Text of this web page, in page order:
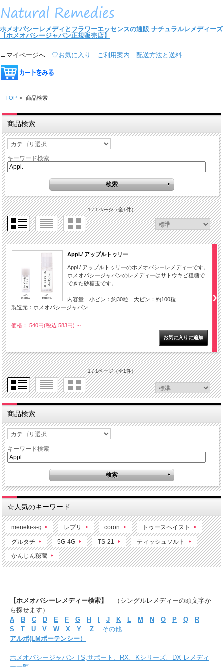
ホメオパシーレメディとフラワーエッセンスの通販 ナチュラルレメディーズ
【ホメオパシージャパン正規販売店】
→マイページへ ♡お気に入り ご利用案内 配送方法と送料
TOP > 商品検索
商品検索
キーワード検索
1 / 1ページ（全1件）
Appl./ アップルトゥリー
Appl./ アップルトゥリーのホメオパシーレメディーです。
ホメオパシージャパンのレメディーはサトウキビ粗糖で
できた砂糖玉です。
内容量 小ビン：約30粒 大ビン：約100粒
製造元：ホメオパシージャパン
価格： 540円(税込 583円) ～
1 / 1ページ（全1件）
商品検索
キーワード検索
☆人気のキーワード
meneki-s-g レプリ coron トゥースペイスト
グルタチ 5G-4G TS-21 ティッシュソルト
かんじん秘蔵
【ホメオパシーレメディー検索】
（シングルレメディーの頭文字か
ら探せます）
A
B C D E F G H J K L M N O P Q
R
S
T U V W X Y Z
その他
アルポ(LMポーテンシー）
ホメオパシージャパン TS,サポート、RX、Kシリーズ、DX レメディ